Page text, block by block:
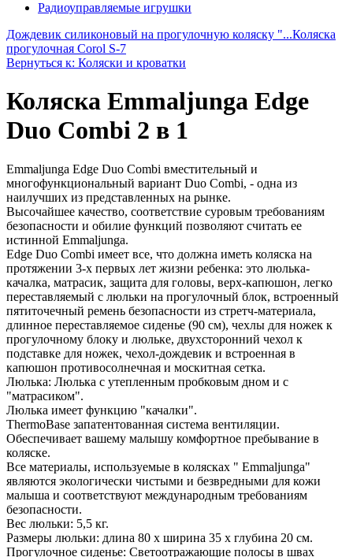
Радиоуправляемые игрушки
Дождевик силиконовый на прогулочную коляску "...Коляска
прогулочная Corol S-7
Вернуться к: Коляски и кроватки
Коляска Emmaljunga Edge
Duo Combi 2 в 1
Emmaljunga Edge Duo Combi вместительный и
многофункциональный вариант Duo Combi, - одна из
наилучших из представленных на рынке.
Высочайшее качество, соответствие суровым требованиям
безопасности и обилие функций позволяют считать ее
истинной Emmaljunga.
Edge Duo Combi имеет все, что должна иметь коляска на
протяжении 3-х первых лет жизни ребенка: это люлька-
качалка, матрасик, защита для головы, верх-капюшон, легко
переставляемый с люльки на прогулочный блок, встроенный
пятиточечный ремень безопасности из стретч-материала,
длинное переставляемое сиденье (90 см), чехлы для ножек к
прогулочному блоку и люльке, двухсторонний чехол к
подставке для ножек, чехол-дождевик и встроенная в
капюшон противосолнечная и москитная сетка.
Люлька: Люлька с утепленным пробковым дном и с
"матрасиком".
Люлька имеет функцию "качалки".
ThermoBase запатентованная система вентиляции.
Обеспечивает вашему малышу комфортное пребывание в
коляске.
Все материалы, используемые в колясках " Emmaljunga"
являются экологически чистыми и безвредными для кожи
малыша и соответствуют международным требованиям
безопасности.
Вес люльки: 5,5 кг.
Размеры люльки: длина 80 х ширина 35 х глубина 20 см.
Прогулочное сиденье: Светоотражающие полосы в швах